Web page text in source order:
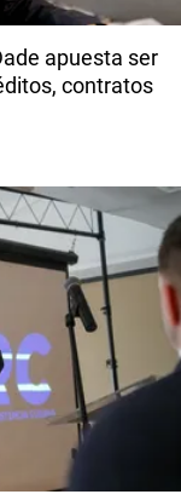
apuesta ser
contratos